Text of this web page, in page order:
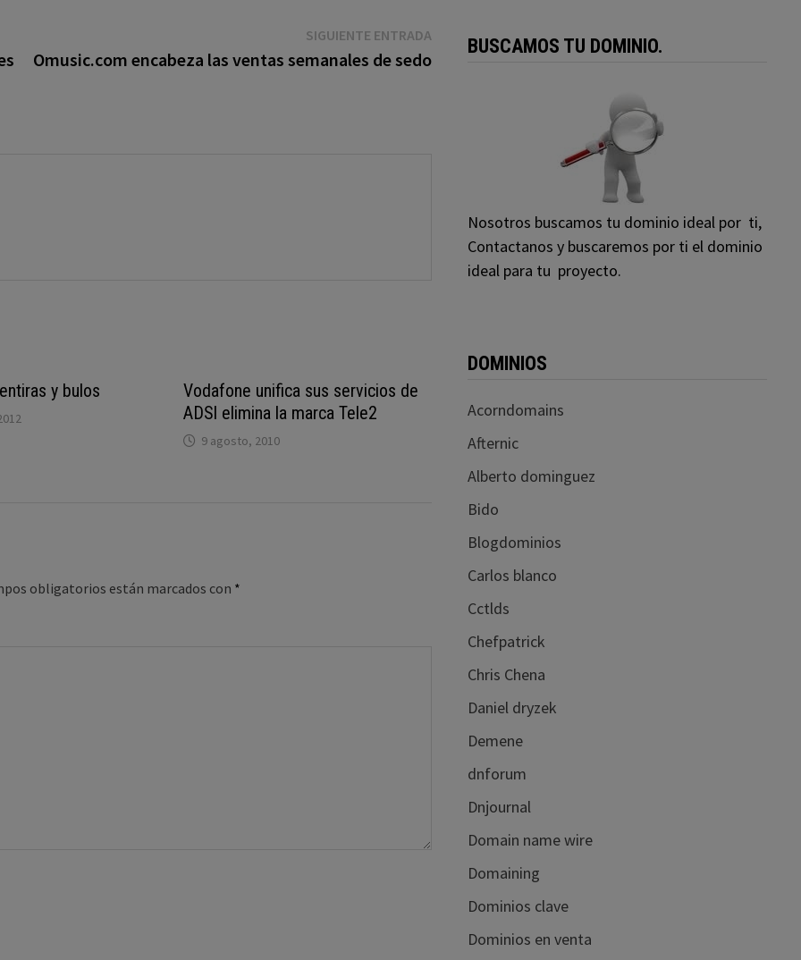
SIGUIENTE ENTRADAEntrada
siguiente:
Omusic.com encabeza las ventas semanales de sedo
y bulos
Vodafone unifica sus servicios de
ADSl elimina la marca Tele2
9 agosto, 2010
obligatorios están marcados con *
BUSCAMOS TU DOMINIO.
Nosotros buscamos tu dominio ideal por ti,
Contactanos y buscaremos por ti el dominio
ideal para tu proyecto.
DOMINIOS
Acorndomains
Afternic
Alberto dominguez
Bido
Blogdominios
Carlos blanco
Cctlds
Chefpatrick
Chris Chena
Daniel dryzek
Demene
dnforum
Dnjournal
Domain name wire
Domaining
Dominios clave
Dominios en venta